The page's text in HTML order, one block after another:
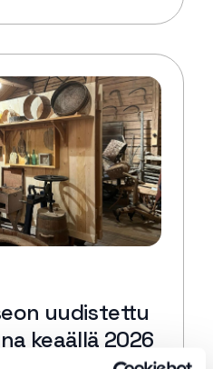
Guided tour in English:
uudistettu
keaällä 2026